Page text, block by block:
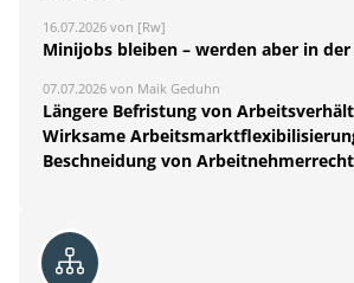
16.07.2026 von [Rw]
Minijobs bleiben – werden aber in
07.07.2026 von Maik Geduhn
Längere Befristung von
Wirksame
Beschneidung von